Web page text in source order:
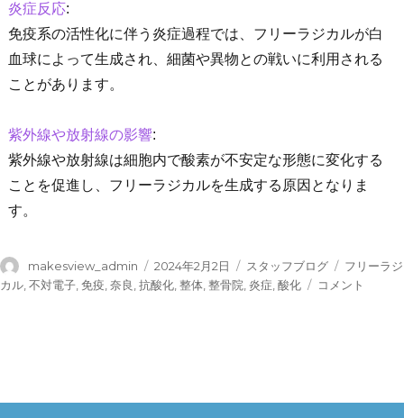
炎症反応:
免疫系の活性化に伴う炎症過程では、フリーラジカルが白
血球によって生成され、細菌や異物との戦いに利用される
ことがあります。
紫外線や放射線の影響:
紫外線や放射線は細胞内で酸素が不安定な形態に変化する
ことを促進し、フリーラジカルを生成する原因となりま
す。
投
稿
makesview_admin
投
稿
2024年2月2日
カ
テ
スタッフブログ
タ
グ
フリーラジ
カル,不対電子,免疫,奈良,抗酸化,整体,整骨院,炎症,酸化
フ
コメント